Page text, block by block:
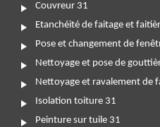
Couvreur 31
Etanchéité de faitage et
Pose et changement de
Nettoyage et pose de
Nettoyage et ravalement de
Isolation toiture 31
Peinture sur tuile 31